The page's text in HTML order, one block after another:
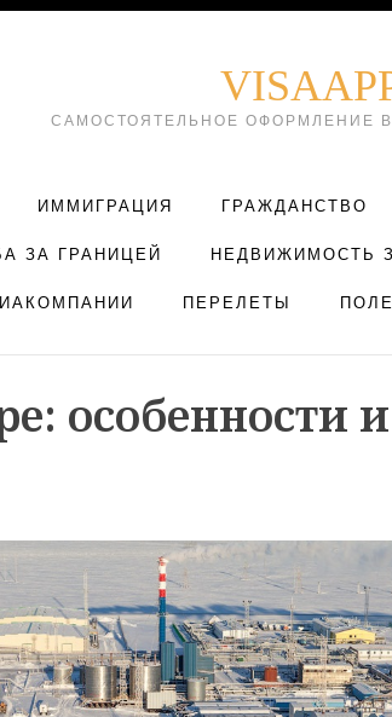
САМОСТОЯТЕЛЬНОЕ ОФОРМЛЕНИЕ
ИММИГРАЦИЯ ГРАЖДАНСТВО
ЗА ГРАНИЦЕЙ НЕДВИЖИМОСТЬ
ПЕРЕЛЕТЫ
особенности и